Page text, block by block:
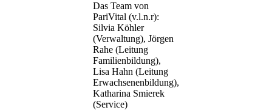
Das Team von
PariVital (v.l.n.r):
Silvia Köhler
(Verwaltung), Jörgen
Rahe (Leitung
Familienbildung),
Lisa Hahn (Leitung
Erwachsenenbildung),
Katharina Smierek
(Service)